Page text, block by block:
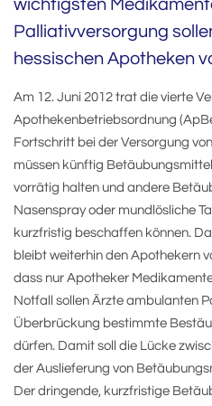
wichtigsten
Palliativversorgung
hessischen Apotheken
Am 12. Juni 2012 trat die vierte
Apothekenbetriebsordnung
Fortschritt bei der Versorgung
müssen künftig
vorrätig halten und andere
Nasenspray oder mundlösliche
kurzfristig beschaffen können.
bleibt weiterhin den Apothekern
dass nur Apotheker
Notfall sollen Ärzte ambulanten
Überbrückung bestimmte
dürfen. Damit soll die Lücke
der Auslieferung von
Der dringende, kurzfristige